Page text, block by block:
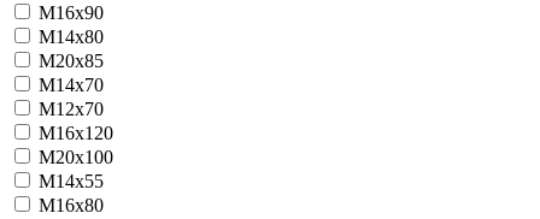
М16х90
М14х80
М20х85
М14х70
М12х70
М16х120
М20х100
М14х55
М16х80